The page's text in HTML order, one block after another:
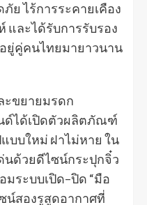
ย ไร้การระคายเคือง
และได้รับการรับรอง
ยู่คู่คนไทยมายาวนาน
ะขยายมรดก
ด์ได้เปิดตัวผลิตภัณฑ์
แบบใหม่ ฝาไม่หาย ใน
นด้วยดีไซน์กระปุกจิ๋ว
ระบบเปิด–ปิด “มือ
น์สองรูสูดอากาศที่